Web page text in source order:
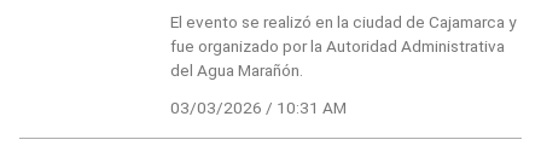
El evento se realizó en la ciudad de Cajamarca y
fue organizado por la Autoridad Administrativa
del Agua Marañón.
03/03/2026 / 10:31 AM